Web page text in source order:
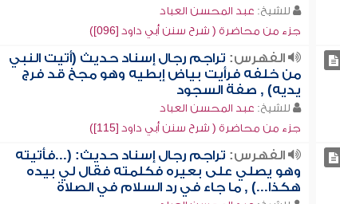
للشيخ: عبد المحسن العباد
جزء من محاضرة ( شرح سنن أبي داود [096])
الفهرس: تراجم رجال إسناد حديث (أتيت النبي
من خلفه فرأيت بياض إبطيه وهو مجخ قد فرج
يديه) , صفة السجود
للشيخ: عبد المحسن العباد
جزء من محاضرة ( شرح سنن أبي داود [115])
الفهرس: تراجم رجال إسناد حديث: (...فأتيته
وهو يصلي على بعيره فكلمته فقال لي بيده
هكذا...) , ما جاء في رد السلام في الصلاة